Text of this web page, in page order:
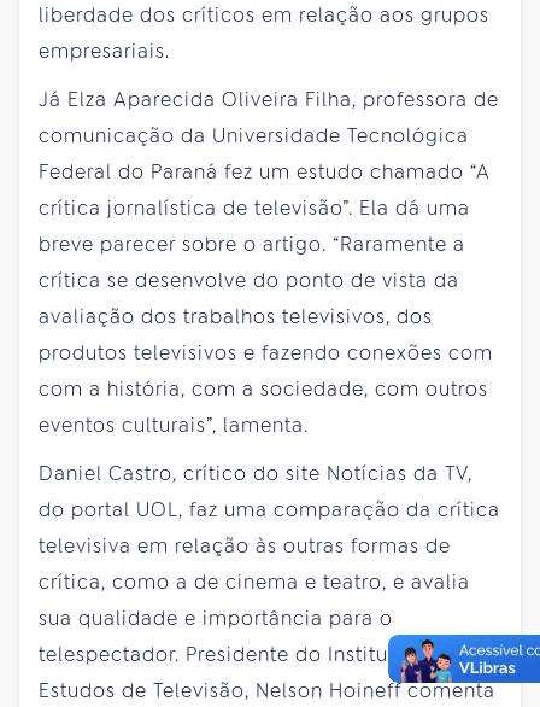
liberdade dos críticos em relação aos grupos
empresariais.
Já Elza Aparecida Oliveira Filha, professora de
comunicação da Universidade Tecnológica
Federal do Paraná fez um estudo chamado “A
crítica jornalística de televisão”. Ela dá uma
breve parecer sobre o artigo. “Raramente a
crítica se desenvolve do ponto de vista da
avaliação dos trabalhos televisivos, dos
produtos televisivos e fazendo conexões com
com a história, com a sociedade, com outros
eventos culturais”, lamenta.
Daniel Castro, crítico do site Notícias da TV,
do portal UOL, faz uma comparação da crítica
televisiva em relação às outras formas de
crítica, como a de cinema e teatro, e avalia
sua qualidade e importância para o
telespectador. Presidente do Instituto de
Estudos de Televisão, Nelson Hoineff comenta